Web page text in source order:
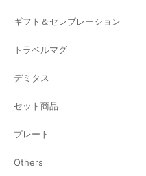
ギフト＆セレブレーション
トラベルマグ
デミタス
セット商品
プレート
Others